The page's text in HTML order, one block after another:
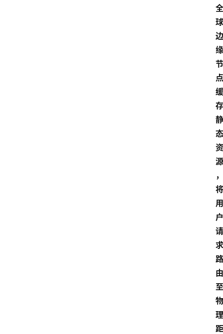
全
球
边
缘
节
点
缓
存
静
态
资
源
，
将
用
户
请
求
路
由
至
物
理
距